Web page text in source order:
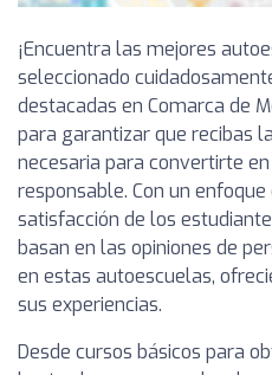
¡Encuentra las mejores
seleccionado
destacadas en Comarca de
para garantizar que recibas
necesaria para convertirte
responsable. Con un
satisfacción de los
basan en las opiniones de
en estas autoescuelas,
sus experiencias.
Desde cursos básicos para